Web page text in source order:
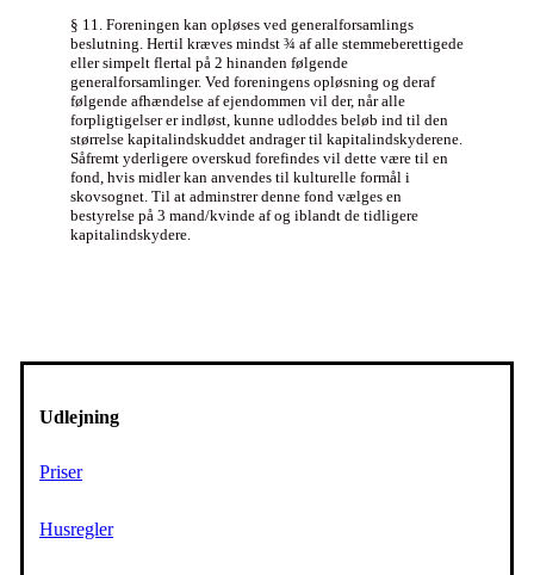
§ 11. Foreningen kan opløses ved generalforsamlings
beslutning. Hertil kræves mindst ¾ af alle stemmeberettigede
eller simpelt flertal på 2 hinanden følgende
generalforsamlinger. Ved foreningens opløsning og deraf
følgende afhændelse af ejendommen vil der, når alle
forpligtigelser er indløst, kunne udloddes beløb ind til den
størrelse kapitalindskuddet andrager til kapitalindskyderene.
Såfremt yderligere overskud forefindes vil dette være til en
fond, hvis midler kan anvendes til kulturelle formål i
skovsognet. Til at adminstrer denne fond vælges en
bestyrelse på 3 mand/kvinde af og iblandt de tidligere
kapitalindskydere.
Udlejning
Priser
Husregler